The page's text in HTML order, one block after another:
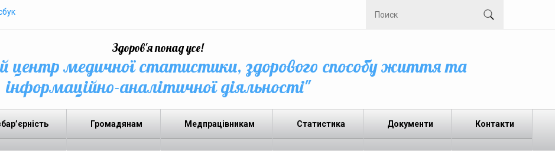
Здоров'я понад усе!
медичної статистики, здорового способу життя та
інформаційно-аналітичної діяльності"
Громадянам Медпрацівникам Статистика Документи Контакти